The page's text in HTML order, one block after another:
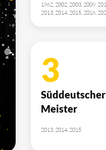
1962, 2002, 2003, 2009,
2013, 2014, 2015, 2016,
3
Süddeutscher
Meister
2013, 2014, 2015